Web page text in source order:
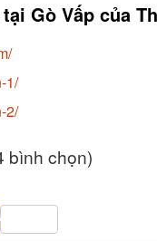
Gò Vấp của
1/
2/
bình chọn)